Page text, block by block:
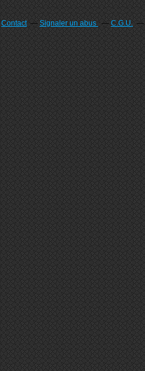
Contact Signaler un abus C.G.U.